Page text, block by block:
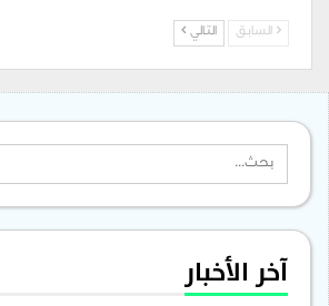
السابق التالي
آخر الأخبار